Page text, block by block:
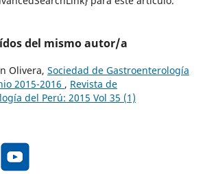
del mismo autor/a
Olivera, Sociedad de Gastroenterología
2015-2016 , Revista de
del Perú: 2015 Vol 35 (1)